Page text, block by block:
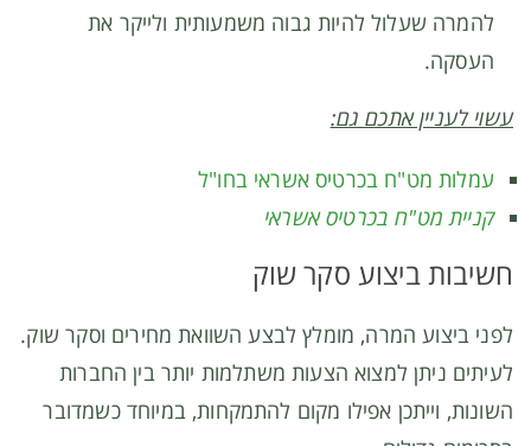
להמרה שעלול להיות גבוה משמעותית ולייקר את
העסקה.
עשוי לעניין אתכם גם:
עמלות מט"ח בכרטיס אשראי בחו"ל
קניית מט"ח בכרטיס אשראי
חשיבות ביצוע סקר שוק
לפני ביצוע המרה, מומלץ לבצע השוואת מחירים וסקר שוק.
לעיתים ניתן למצוא הצעות משתלמות יותר בין החברות
השונות, וייתכן אפילו מקום להתמקחות, במיוחד כשמדובר